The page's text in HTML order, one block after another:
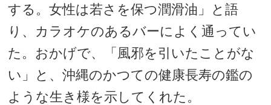
する。女性は若さを保つ潤滑油」と語
り、カラオケのあるバーによく通ってい
た。おかげで、「風邪を引いたことがな
い」と、沖縄のかつての健康長寿の鑑の
ような生き様を示してくれた。